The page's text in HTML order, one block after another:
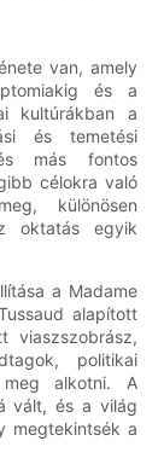
van, amely
és a
kultúrákban a
és temetési
más fontos
célokra való
különösen
oktatás egyik
a Madame
alapított
viaszszobrász,
politikai
alkotni. A
vált, és a világ
megtekintsék a